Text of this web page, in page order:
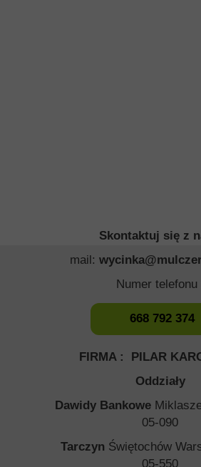
668 792 374
Skontaktuj się z
mail:
Numer telefonu
FIRMA : PILAR
Oddziały
Dawidy Bankowe
05-090
Tarczyn Świętochów
05-550